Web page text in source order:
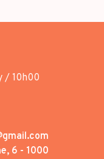
/ 10h00
6 - 1000